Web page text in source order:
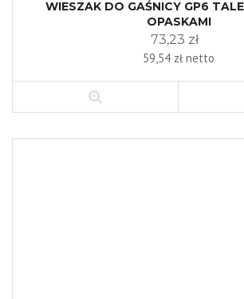
WIESZAK DO GAŚNICY GP6
OPASKAMI
73,23 zł
59,54 zł netto